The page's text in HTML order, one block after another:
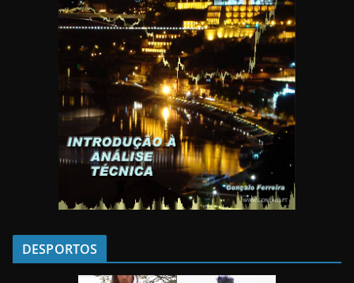
DESPORTOS